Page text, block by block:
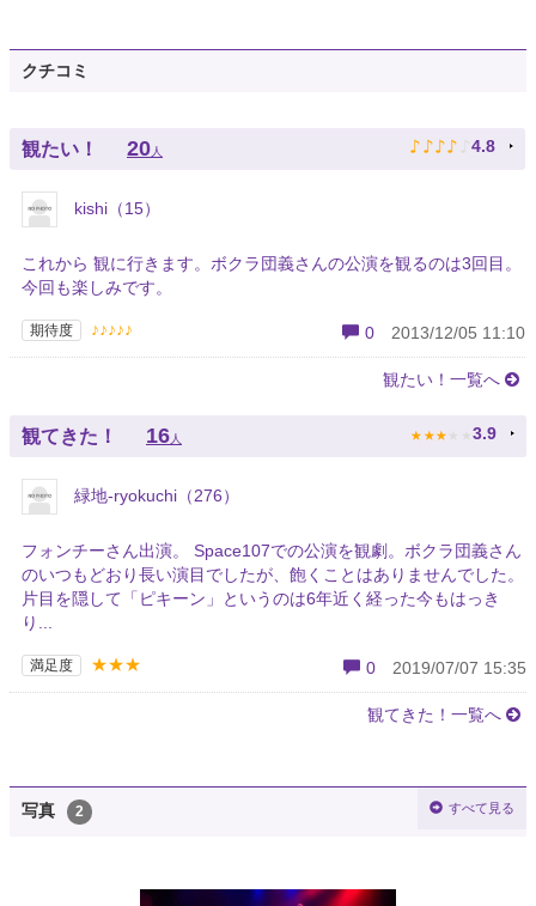
クチコミ
観たい！ 20人 ♪ ♪ ♪ ♪ ♪ 4.8
kishi（15）
これから 観に行きます。ボクラ団義さんの公演を観るのは3回目。
今回も楽しみです。
期待度 ♪♪♪♪♪ 0 2013/12/05 11:10
観たい！一覧へ
観てきた！ 16 人 ★ ★ ★ ★ ★ 3.9
緑地-ryokuchi（276）
フォンチーさん出演。 Space107での公演を観劇。ボクラ団義さん
のいつもどおり長い演目でしたが、飽くことはありませんでした。
片目を隠して「ピキーン」というのは6年近く経った今もはっき
り...
満足度 ★★★ 0 2019/07/07 15:35
観てきた！一覧へ
写真 2 すべて見る